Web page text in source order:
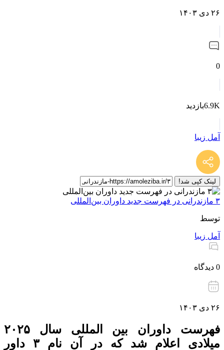
۲۶ دی ۱۴۰۳
0
6.9Kبازدید
آمل زیبا
لینک کپی شد!
۳ مازندرانی در فهرست جدید داوران بین‌المللی
توسط
آمل زیبا
0 دیدگاه
۲۶ دی ۱۴۰۳
فهرست داوران بین المللی سال ۲۰۲۵
میلادی اعلام شد که در آن نام ۳ داور